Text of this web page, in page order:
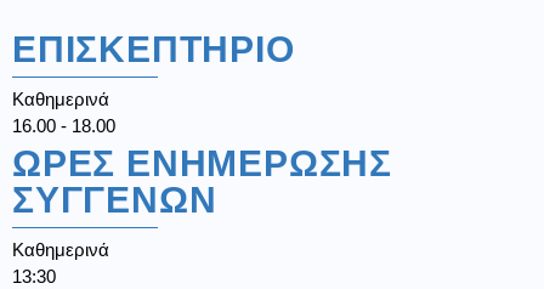
ΕΠΙΣΚΕΠΤΗΡΙΟ
Καθημερινά
16.00 - 18.00
ΩΡΕΣ ΕΝΗΜΕΡΩΣΗΣ
ΣΥΓΓΕΝΩΝ
Καθημερινά
13:30